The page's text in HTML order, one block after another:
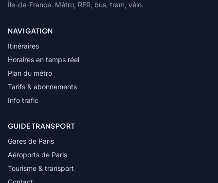
Île-de-France. Métro, RER, bus, tram, vélo.
NAVIGATION
Itinéraires
Horaires en temps réel
Plan du métro
Tarifs & abonnements
Info trafic
GUIDE TRANSPORT
Gares de Paris
Aéroports de Paris
Tourisme & transport